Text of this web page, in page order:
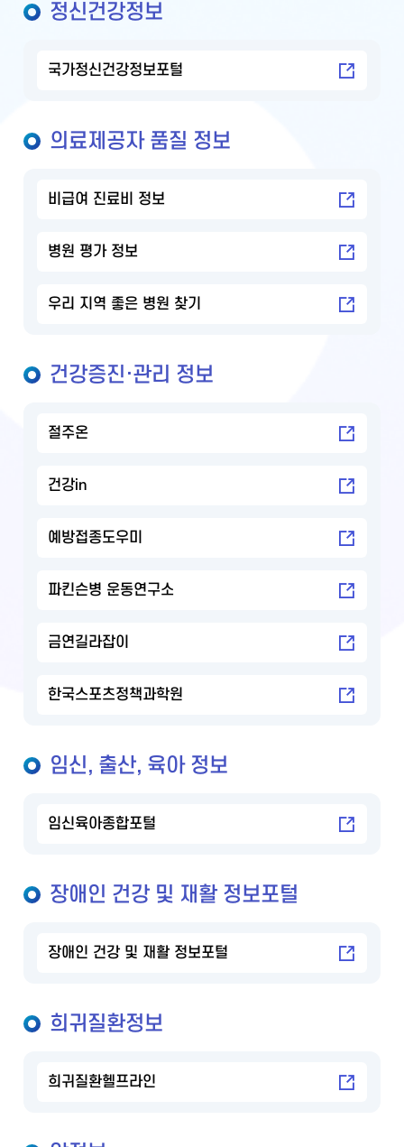
정신건강정보
국가정신건강정보포털
의료제공자 품질 정보
비급여 진료비 정보
병원 평가 정보
우리 지역 좋은 병원 찾기
건강증진·관리 정보
절주온
건강in
예방접종도우미
파킨슨병 운동연구소
금연길라잡이
한국스포츠정책과학원
임신, 출산, 육아 정보
임신육아종합포털
장애인 건강 및 재활 정보포털
장애인 건강 및 재활 정보포털
희귀질환정보
희귀질환헬프라인